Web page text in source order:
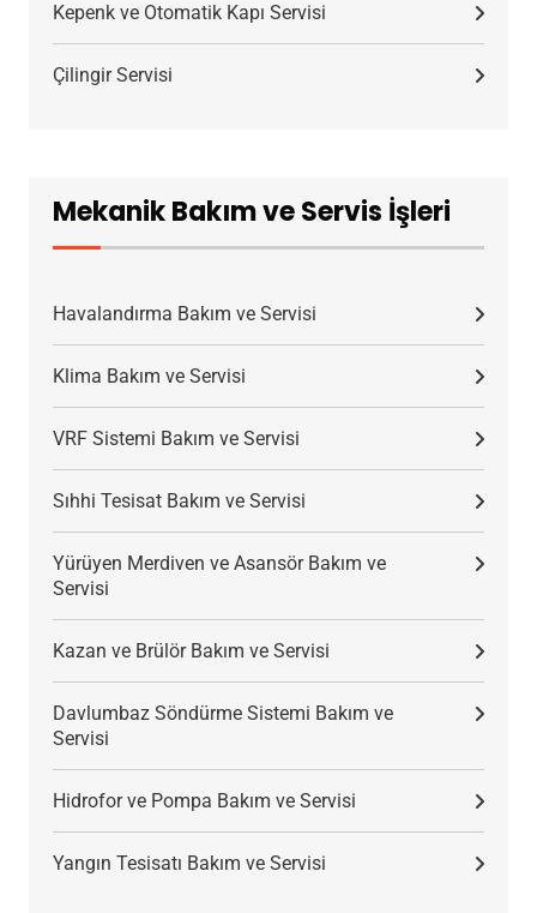
Kepenk ve Otomatik Kapı Servisi
Çilingir Servisi
Mekanik Bakım ve Servis İşleri
Havalandırma Bakım ve Servisi
Klima Bakım ve Servisi
VRF Sistemi Bakım ve Servisi
Sıhhi Tesisat Bakım ve Servisi
Yürüyen Merdiven ve Asansör Bakım ve
Servisi
Kazan ve Brülör Bakım ve Servisi
Davlumbaz Söndürme Sistemi Bakım ve
Servisi
Hidrofor ve Pompa Bakım ve Servisi
Yangın Tesisatı Bakım ve Servisi